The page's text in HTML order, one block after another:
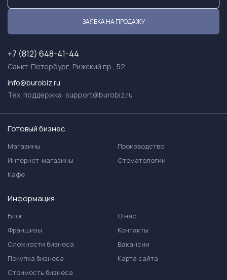
ЗАЯВКА НА ПРОДАЖУ
+7 (812) 648-41-44
Санкт-Петербург, Рижский пр., 52
info@burobiz.ru
Тех. поддержка: support@burobiz.ru
Готовый бизнес
Магазины
Интернет-магазины
Кафе
Производство
Стоматологии
Информация
Блог
Франшизы
Сложности бизнеса
Покупка бизнеса
Стоимость бизнеса
О нас
Контакты
Вакансии
Карта сайта